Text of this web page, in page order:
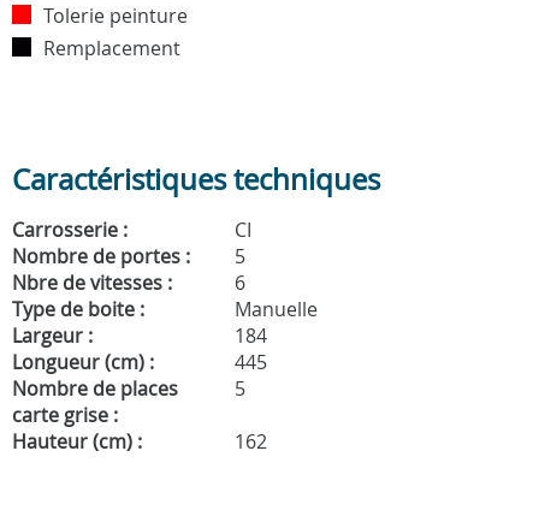
Tolerie peinture
Remplacement
Caractéristiques techniques
Carrosserie :
CI
Nombre de portes :
5
Nbre de vitesses :
6
Type de boite :
Manuelle
Largeur :
184
Longueur (cm) :
445
Nombre de places
carte grise :
5
Hauteur (cm) :
162